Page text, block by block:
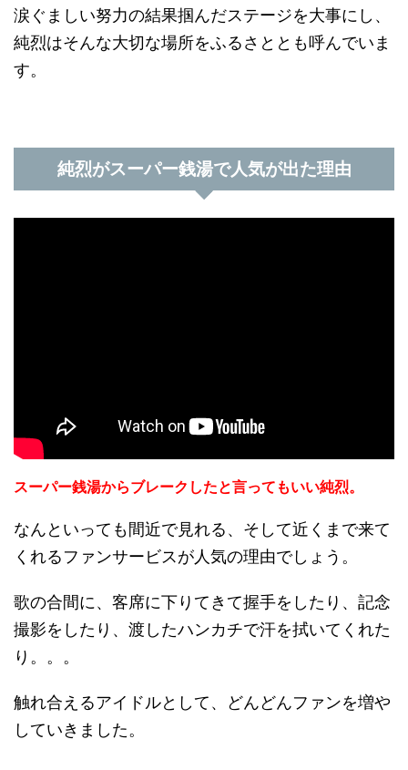
涙ぐましい努力の結果掴んだステージを大事にし、
純烈はそんな大切な場所をふるさととも呼んでいま
す。
純烈がスーパー銭湯で人気が出た理由
スーパー銭湯からブレークしたと言ってもいい純烈。
なんといっても間近で見れる、そして近くまで来て
くれるファンサービスが人気の理由でしょう。
歌の合間に、客席に下りてきて握手をしたり、記念
撮影をしたり、渡したハンカチで汗を拭いてくれた
り。。。
触れ合えるアイドルとして、どんどんファンを増や
していきました。